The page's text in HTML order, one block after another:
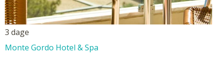
3 dage
Monte Gordo Hotel & Spa